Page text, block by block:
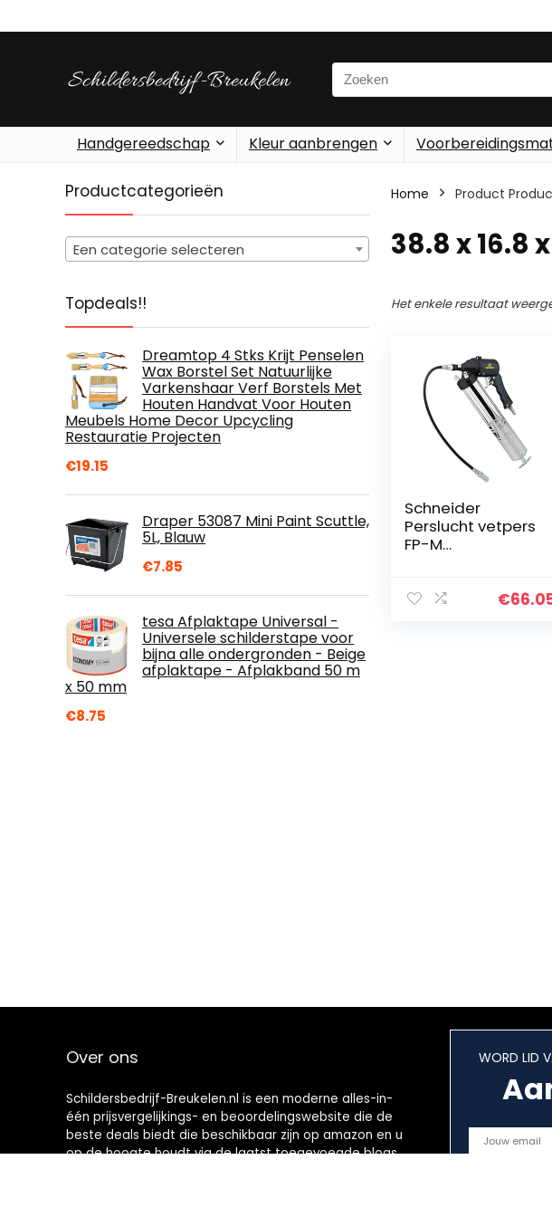
Search
for:
Handgereedschap Kleur aanbrengen
Productcategorieën
Een categorie selecteren
Topdeals!!
Dreamtop 4 Stks Krijt Penselen
Wax Borstel Set Natuurlijke
Varkenshaar Verf Borstels Met
Houten Handvat Voor Houten
Meubels Home Decor Upcycling
Restauratie Projecten
€19.15
Draper 53087 Mini Paint Scuttle,
5L, Blauw
€7.85
tesa Afplaktape Universal -
Universele schilderstape voor
bijna alle ondergronden - Beige
afplaktape - Afplakband 50 m
x 50 mm
€8.75
Home Product
‎38.8 x 16.8
Het enkele resultaat
Schneider
Perslucht vetpers
FP-M
slag, werkdruk 2-
€
Over ons
Schildersbedrijf-Breukelen.nl is een moderne alles-in-
één prijsvergelijkings- en beoordelingswebsite die de
beste deals biedt die beschikbaar zijn op amazon en u
op de hoogte houdt via de laatst toegevoegde blogs.
WORD LID